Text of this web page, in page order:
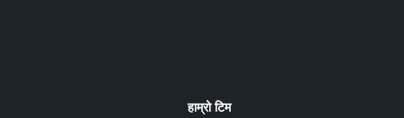
हाम्रो टिम